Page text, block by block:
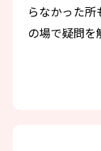
らなかった所
の場で疑問を